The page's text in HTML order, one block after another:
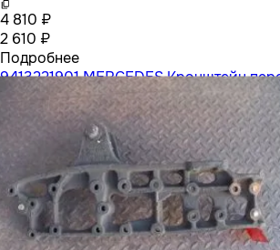
4 810 ₽
2 610 ₽
Подробнее
9413221901 MERCEDES Кронштейн